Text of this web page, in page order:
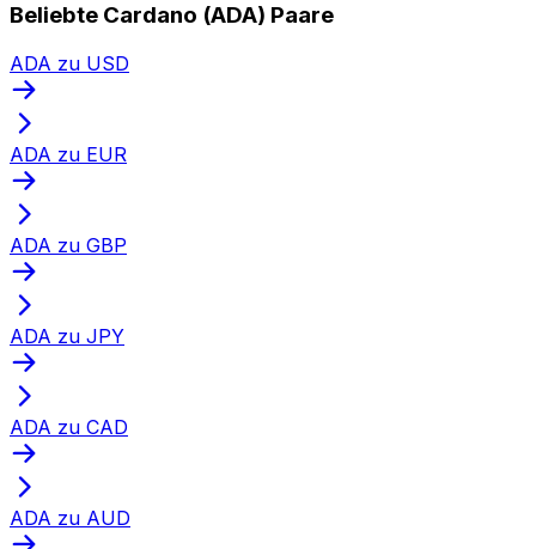
Beliebte Cardano (ADA) Paare
ADA zu USD
ADA zu EUR
ADA zu GBP
ADA zu JPY
ADA zu CAD
ADA zu AUD